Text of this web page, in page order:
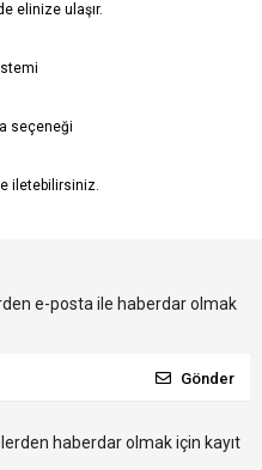
elinize ulaşır.
seçeneği
iletebilirsiniz.
e-posta ile haberdar olmak
Gönder
haberdar olmak için kayıt